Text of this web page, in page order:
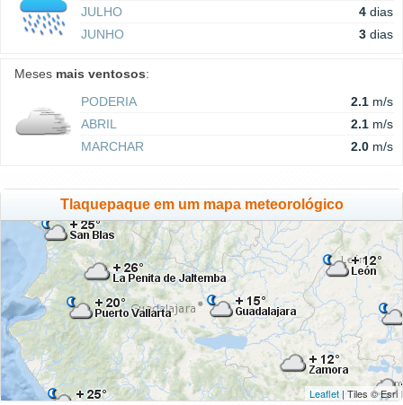
JULHO
4 dias
JUNHO
3 dias
Meses mais ventosos:
PODERIA
2.1 m/s
ABRIL
2.1 m/s
MARCHAR
2.0 m/s
Tlaquepaque em um mapa meteorológico
Leaflet | Tiles © Esri